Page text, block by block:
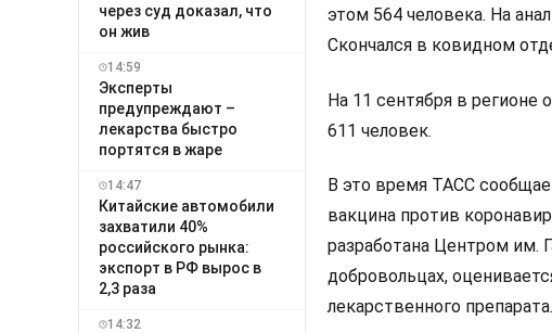
через суд доказал, что
он жив
14:59
Эксперты
предупреждают –
лекарства быстро
портятся в жаре
14:47
Китайские автомобили
захватили 40%
российского рынка:
экспорт в РФ вырос в
2,3 раза
14:32
этом 564 человека. На
Скончался в ковидном
На 11 сентября в регионе
611 человек.
В это время ТАСС
вакцина против
разработана Центром им.
добровольцах,
лекарственного препарата.